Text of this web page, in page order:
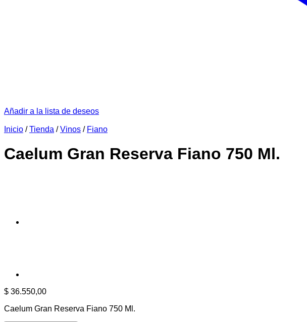
Añadir a la lista de deseos
Inicio / Tienda / Vinos / Fiano
Caelum Gran Reserva Fiano 750 Ml.
$ 36.550,00
Caelum Gran Reserva Fiano 750 Ml.